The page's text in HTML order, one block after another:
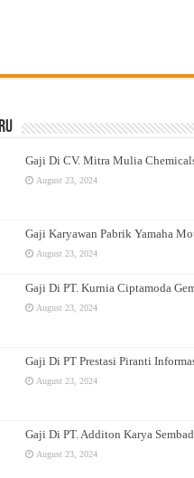
Gaji Di CV. Mitra Mulia
August 23, 2024
Gaji Karyawan Pabrik Yamaha
August 23, 2024
Gaji Di PT. Kurnia Ciptamoda
August 23, 2024
Gaji Di PT Prestasi Piranti
August 23, 2024
Gaji Di PT. Additon Karya
August 23, 2024